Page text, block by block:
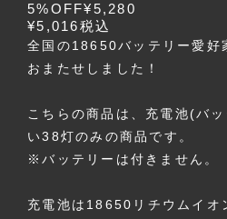
5%OFF¥5,280
¥5,016税込
全国の18650バッテリー愛好
おまたせしました！
こちらの商品は、充電池(バ
い38灯のみの商品です。
※バッテリーは付きません。
充電池は18650リチウムイオ